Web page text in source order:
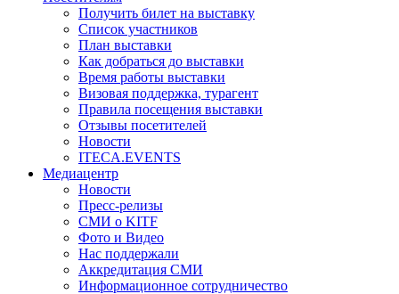
Получить билет на выставку
Список участников
План выставки
Как добраться до выставки
Время работы выставки
Визовая поддержка, турагент
Правила посещения выставки
Отзывы посетителей
Новости
ITECA.EVENTS
Медиацентр
Новости
Пресс-релизы
СМИ о KITF
Фото и Видео
Нас поддержали
Аккредитация СМИ
Информационное сотрудничество